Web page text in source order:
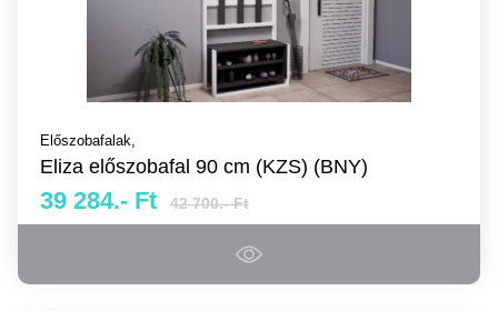
Előszobafalak,
Eliza előszobafal 90 cm (KZS) (BNY)
39 284.- Ft 42 700.- Ft